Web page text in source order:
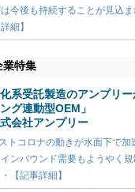
今後も持続することが見込
細】
業特集
系受託製造のアンプリ
グ連動型OEM」
会社アンプリー
トコロナの動きが水面下で
ンバウンド需要もようやく
【記事詳細】